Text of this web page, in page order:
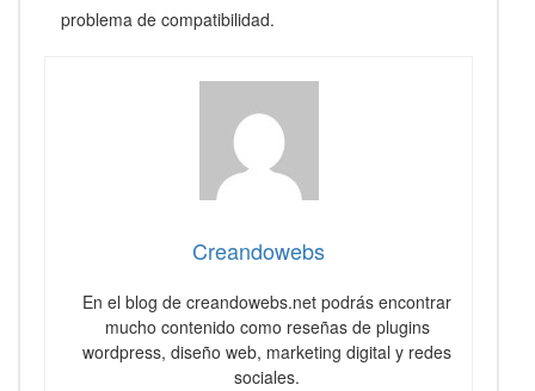
problema de compatibilidad.
Creandowebs
En el blog de creandowebs.net podrás encontrar
mucho contenido como reseñas de plugins
wordpress, diseño web, marketing digital y redes
sociales.